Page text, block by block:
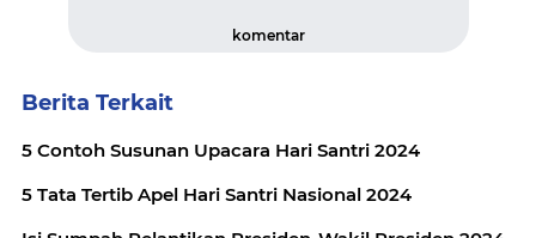
komentar
Berita Terkait
5 Contoh Susunan Upacara Hari Santri 2024
5 Tata Tertib Apel Hari Santri Nasional 2024